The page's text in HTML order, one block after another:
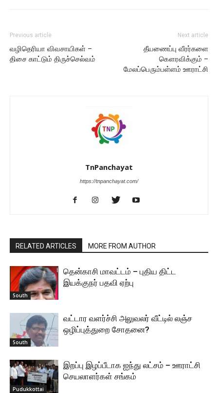
Previous article
வழிதெரியா விவசாயிகள் –
திசை காட்டும் திருச்செல்வம்
Next article
தீயணைப்பு வீரர்களை
கௌரவிக்கும் –
மேலப்பெரும்பள்ளம் ஊராட்சி
TnPanchayat
https://tnpanchayat.com/
RELATED ARTICLES MORE FROM AUTHOR
South
தென்காசி மாவட்டம் – புதிய திட்ட
இயக்குநர் பதவி ஏற்பு
South
வட்டார வளர்ச்சி அலுவலர் வீட்டில் லஞ்ச
ஒழிப்புத்துறை சோதனை?
Pudukkottai
இறப்பு இழப்பீடாக ஐந்து லட்சம் – ஊராட்சி
செயலாளர்கள் சங்கம்